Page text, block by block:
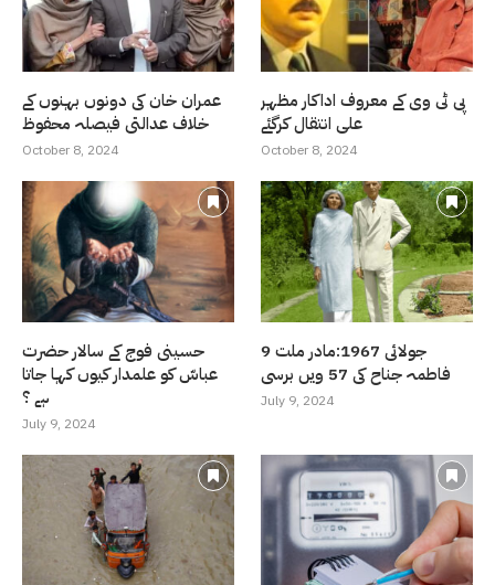
عمران خان کی دونوں بہنوں کے
خلاف عدالتی فیصلہ محفوظ
October 8, 2024
پی ٹی وی کے معروف اداکار مظہر
علی انتقال کرگئے
October 8, 2024
حسینی فوج کے سالار حضرت
عباسّ کو علمدار کیوں کہا جاتا
ہے ؟
July 9, 2024
9 جولائی 1967:مادر ملت
فاطمہ جناح کی 57 ویں برسی
July 9, 2024